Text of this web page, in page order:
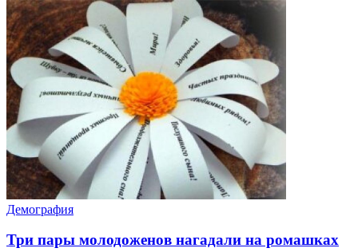
Демография
Три пары молодоженов нагадали на ромашках